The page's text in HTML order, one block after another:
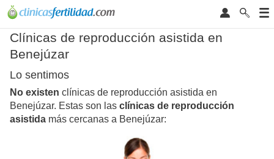
Clínicas de reproducción asistida en
Benejúzar
Lo sentimos
No existen clínicas de reproducción asistida en
Benejúzar. Estas son las clínicas de reproducción
asistida más cercanas a Benejúzar: